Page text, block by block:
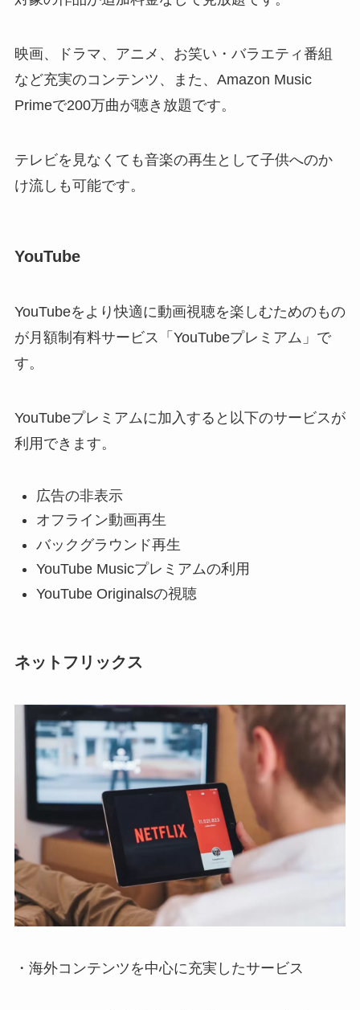
映画、ドラマ、アニメ、お笑い・バラエティ番組
など充実のコンテンツ、また、Amazon Music
Primeで200万曲が聴き放題です。
テレビを見なくても音楽の再生として子供へのか
け流しも可能です。
YouTube
YouTubeをより快適に動画視聴を楽しむためのもの
が月額制有料サービス「YouTubeプレミアム」で
す。
YouTubeプレミアムに加入すると以下のサービスが
利用できます。
広告の非表示
オフライン動画再生
バックグラウンド再生
YouTube Musicプレミアムの利用
YouTube Originalsの視聴
ネットフリックス
・海外コンテンツを中心に充実したサービス